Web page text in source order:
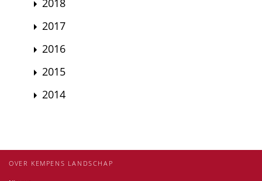
2017
2016
2015
2014
OVER KEMPENS LANDSCHAP